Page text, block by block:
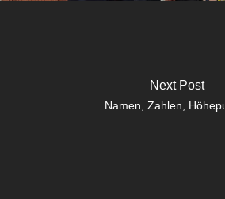
Next Post
Namen, Zahlen,